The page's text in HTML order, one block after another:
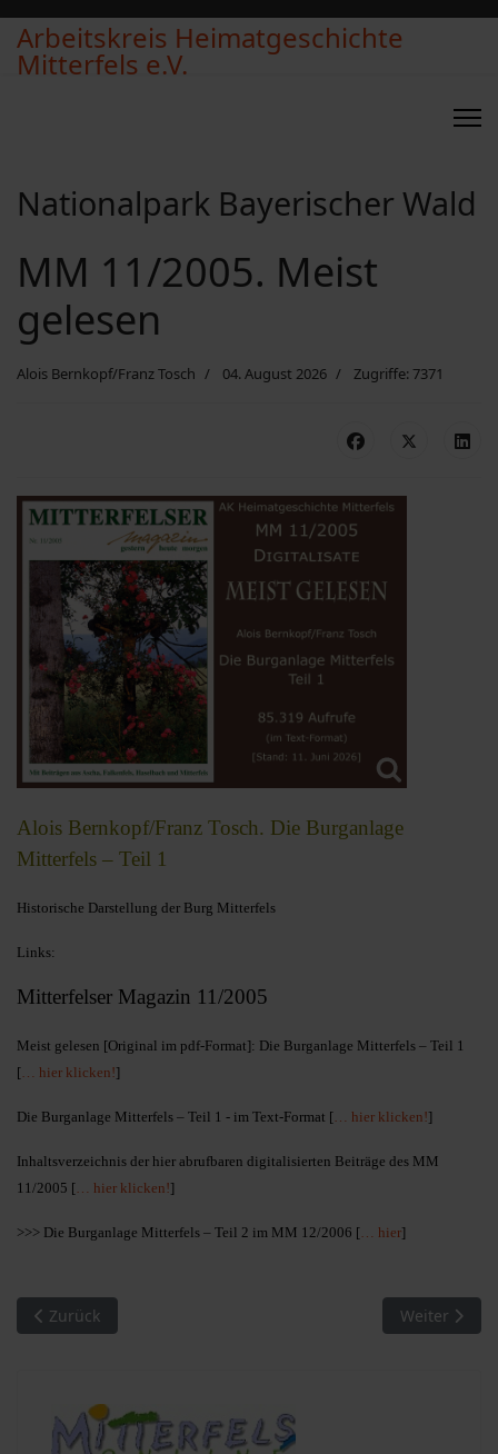
Arbeitskreis Heimatgeschichte
Mitterfels e.V.
Nationalpark Bayerischer Wald
MM 11/2005. Meist
gelesen
Alois Bernkopf/Franz Tosch 04. August 2026 Zugriffe: 7371
Alois Bernkopf/Franz Tosch. Die Burganlage
Mitterfels – Teil 1
Historische Darstellung der Burg Mitterfels
Links:
Mitterfelser Magazin 11/2005
Meist gelesen [Original im pdf-Format]: Die Burganlage Mitterfels – Teil 1
[… hier klicken!]
Die Burganlage Mitterfels – Teil 1 - im Text-Format [… hier klicken!]
Inhaltsverzeichnis der hier abrufbaren digitalisierten Beiträge des MM
11/2005 [… hier klicken!]
>>> Die Burganlage Mitterfels – Teil 2 im MM 12/2006 [… hier]
Vorheriger Beitrag: MM 10/2004. Meist gelesen
Zurück Nächster
Weiter